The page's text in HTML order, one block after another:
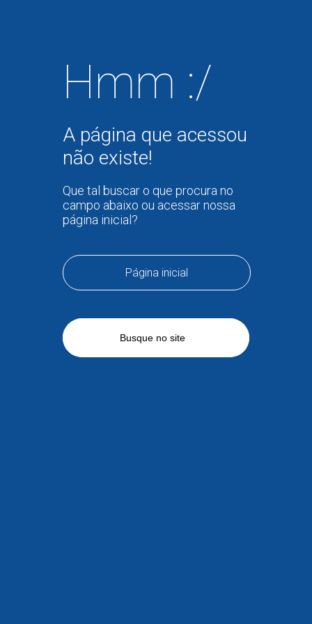
Hmm :/
A página que acessou
não existe!
Que tal buscar o que procura no
campo abaixo ou acessar nossa
página inicial?
Página inicial